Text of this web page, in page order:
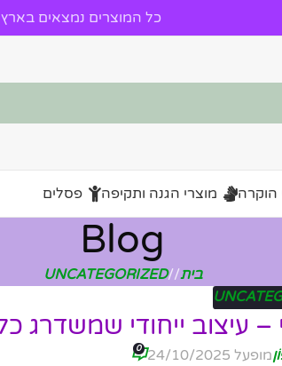
כל המוצרים נמצאים
הוקרה מוצרי הגנה ותקיפה פסלים
Blog
בית/
UNCATEGORIZED
– עיצוב ייחודי שמשדרג
מופעל 24/10/2025 0